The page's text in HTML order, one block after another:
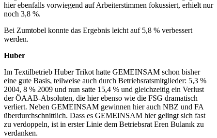
hier ebenfalls vorwiegend auf Arbeiterstimmen fokussiert, erhielt nur
noch 3,8 %.
Bei Zumtobel konnte das Ergebnis leicht auf 5,8 % verbessert
werden.
Huber
Im Textilbetrieb Huber Trikot hatte GEMEINSAM schon bisher
eine gute Basis, teilweise auch durch Betriebsratsmitglieder: 5,3 %
2004, 8 % 2009 und nun satte 15,4 % und gleichzeitig ein Verlust
der ÖAAB-Absoluten, die hier ebenso wie die FSG dramatisch
verliert. Neben GEMEINSAM gewinnen hier auch NBZ und FA
überdurchschnittlich. Dass es GEMEINSAM hier gelingt sich fast
zu verdoppeln, ist in erster Linie dem Betriebsrat Eren Bulanık zu
verdanken.